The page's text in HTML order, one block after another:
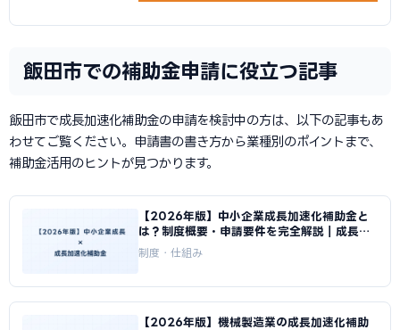
飯田市での補助金申請に役立つ記事
飯田市で成長加速化補助金の申請を検討中の方は、以下の記事もあ
わせてご覧ください。申請書の書き方から業種別のポイントまで、
補助金活用のヒントが見つかります。
【2026年版】中小企業成長加速化補助金と
は？制度概要・申請要件を完全解説｜成長加
速化補助金ナビ
制度・仕組み
【2026年版】機械製造業の成長加速化補助